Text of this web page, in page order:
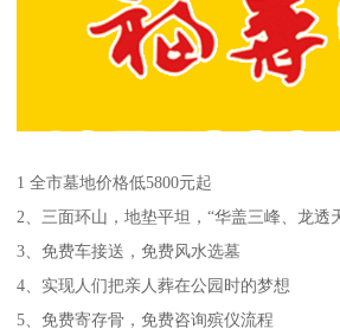
1 全市墓地价格低5800元起
2、三面环山，地垫平坦，“华盖三峰、龙透
3、免费车接送，免费风水选墓
4、实现人们把亲人葬在公园时的梦想
5、免费寄存骨，免费咨询殡仪流程